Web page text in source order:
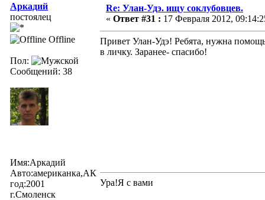
Аркадий
постоялец
Offline
Пол:
Сообщений: 38
Имя:Аркадий
Авто:американка,АКПП
год:2001
г.Смоленск
Re: Улан-Удэ. ищу соклубовцев.
« Ответ #31 : 17 Февраля 2012,
Привет Улан-Удэ! Ребята, нужна
в личку. Заранее- спасибо!
Ура!Я с вами